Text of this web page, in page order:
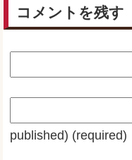
コメントを残す
published) (required)